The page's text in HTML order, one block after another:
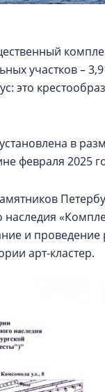
участков –
это
в
февраля 2025
наследия
и
арт-кластер.